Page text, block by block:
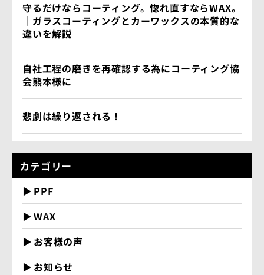
守るだけならコーティング。惚れ直すならWAX。
｜ガラスコーティングとカーワックスの本質的な
違いを解説
自社工程の磨きを再確認する為にコーティング協
会熊本様に
悲劇は繰り返される！
カテゴリー
PPF
WAX
お客様の声
お知らせ